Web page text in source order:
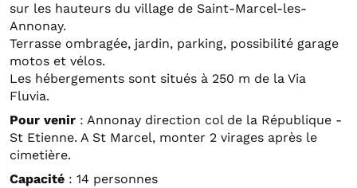
sur les hauteurs du village de Saint-Marcel-les-
Annonay.
Terrasse ombragée, jardin, parking, possibilité garage
motos et vélos.
Les hébergements sont situés à 250 m de la Via
Fluvia.
Pour venir : Annonay direction col de la République -
St Etienne. A St Marcel, monter 2 virages après le
cimetière.
Capacité : 14 personnes